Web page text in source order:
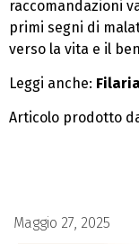
raccomandazioni
primi segni di
verso la vita e il
Leggi anche:
Articolo prodotto
Maggio 27, 2025